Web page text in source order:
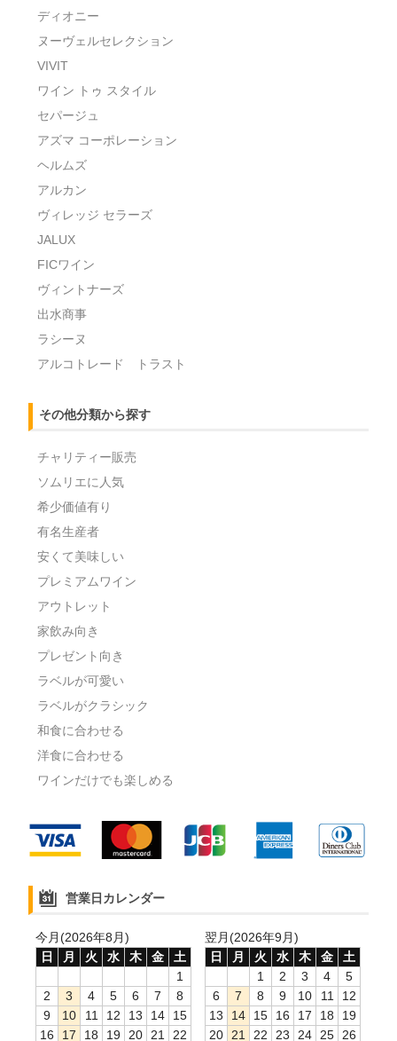
ディオニー
ヌーヴェルセレクション
VIVIT
ワイン トゥ スタイル
セパージュ
アズマ コーポレーション
ヘルムズ
アルカン
ヴィレッジ セラーズ
JALUX
FICワイン
ヴィントナーズ
出水商事
ラシーヌ
アルコトレード トラスト
その他分類から探す
チャリティー販売
ソムリエに人気
希少価値有り
有名生産者
安くて美味しい
プレミアムワイン
アウトレット
家飲み向き
プレゼント向き
ラベルが可愛い
ラベルがクラシック
和食に合わせる
洋食に合わせる
ワインだけでも楽しめる
営業日カレンダー
今月(2026年8月)
日
月 火 水 木 金
土
1
2
3 4 5 6 7
8
9
10 11 12 13 14
15
16
17 18 19 20 21
22
翌月(2026年9月)
日
月 火 水 木 金
土
1
2 3 4
5
6
7 8 9 10 11
12
13
14 15 16 17 18
19
20
21 22 23 24 25
26